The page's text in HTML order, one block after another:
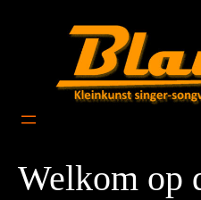
Welkom op